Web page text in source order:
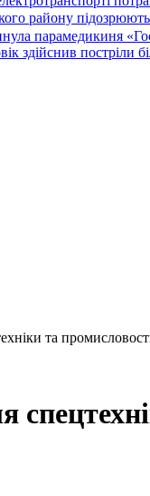
району підозрюють
парамедикиня
здійснив постріли
та